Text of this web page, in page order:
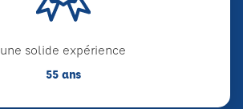
une solide expérience
55 ans